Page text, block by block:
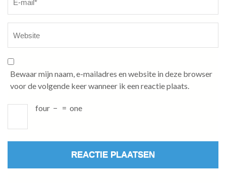
Bewaar mijn naam, e-mailadres en website in deze browser
voor de volgende keer wanneer ik een reactie plaats.
four − = one